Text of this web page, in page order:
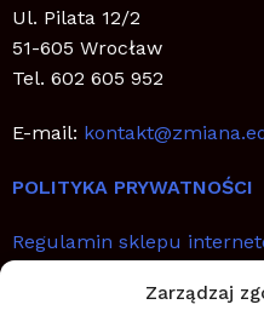
Zarządzaj
Ul. Pilata 12/2
51-605 Wrocław
Tel. 602 605 952
E-mail:
POLITYKA PRYWATNOŚCI
Regulamin sklepu